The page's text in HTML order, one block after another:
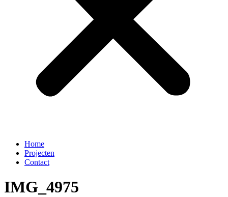
Home
Projecten
Contact
IMG_4975